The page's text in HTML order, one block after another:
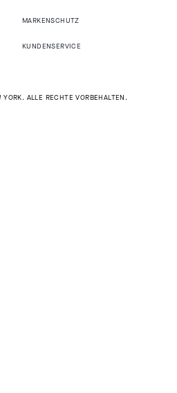
MARKENSCHUTZ
KUNDENSERVICE
ALLE RECHTE VORBEHALTEN.